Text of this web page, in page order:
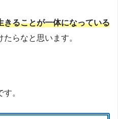
きることが一体になっている
らなと思います。
。